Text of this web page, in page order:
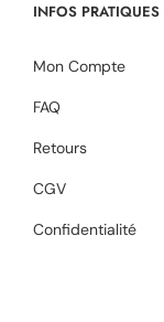
INFOS PRATIQUES
Mon Compte
FAQ
Retours
CGV
Confidentialité